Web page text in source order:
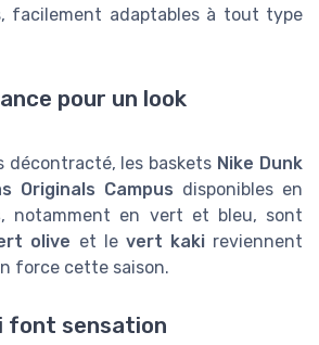
facilement adaptables à tout type
pour un look
décontracté, les baskets Nike Dunk
Originals Campus disponibles en
, notamment en vert et bleu, sont
olive et le vert kakireviennent
force cette saison.
font sensation